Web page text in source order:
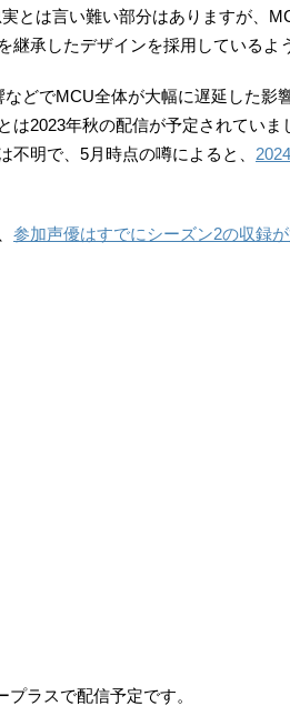
とは言い難い部分はありますが、
継承したデザインを採用しているよ
などでMCU全体が大幅に遅延した影
は2023年秋の配信が予定されていま
不明で、5月時点の噂によると、
参加声優はすでにシーズン2の収録
プラスで配信予定です。